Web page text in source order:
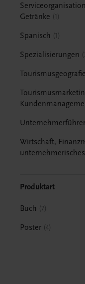
Getränke
1
Spanisch 1
Spezialisierungen
Wirtschaft,
Produktart
Buch 7
Poster 4